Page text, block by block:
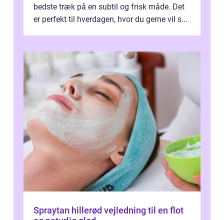
bedste træk på en subtil og frisk måde. Det
er perfekt til hverdagen, hvor du gerne vil s...
Spraytan hillerød vejledning til en flot